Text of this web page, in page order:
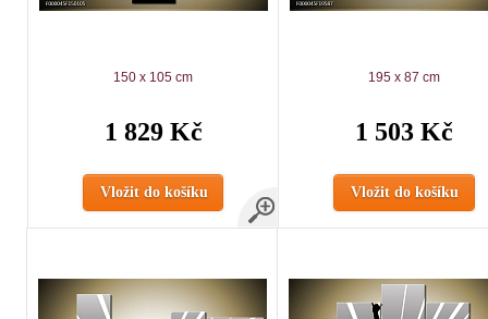
150 x 105 cm
1 829 Kč
Vložit do košíku
195 x 87 cm
1 503 Kč
Vložit do košíku